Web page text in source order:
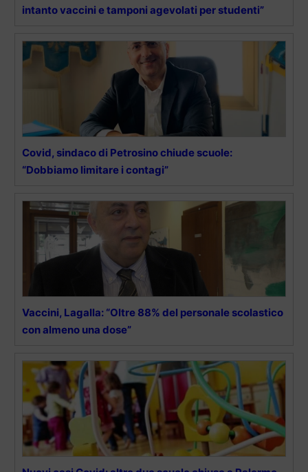
intanto vaccini e tamponi agevolati per studenti”
Covid, sindaco di Petrosino chiude scuole:
“Dobbiamo limitare i contagi”
Vaccini, Lagalla: “Oltre 88% del personale scolastico
con almeno una dose”